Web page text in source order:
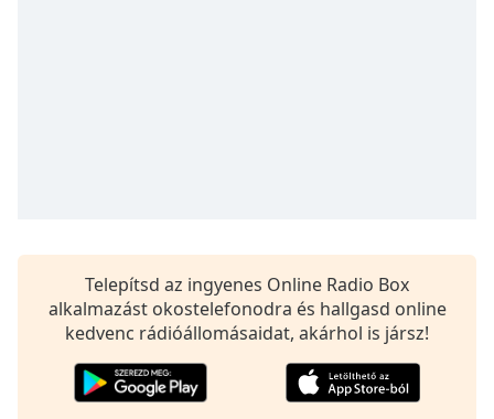
Subtitles
subtitles
settings,
opens
subtitles
settings
Telepítsd az ingyenes Online Radio Box
alkalmazást okostelefonodra és hallgasd online
kedvenc rádióállomásaidat, akárhol is jársz!